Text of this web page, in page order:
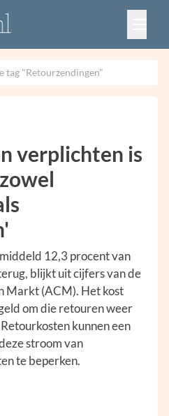
tag "Retourzendingen"
verplichten is
12,3 procent van
blijkt uit cijfers van de
Markt (ACM). Het kost
om die retouren weer
kunnen een
stroom van
te beperken.